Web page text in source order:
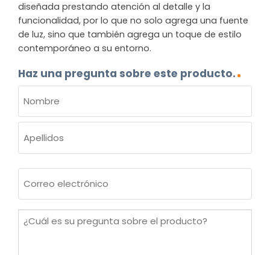
diseñada prestando atención al detalle y la
funcionalidad, por lo que no solo agrega una fuente
de luz, sino que también agrega un toque de estilo
contemporáneo a su entorno.
Haz una pregunta sobre este producto.
(OBLIGATORIO)
Nombre
electrónico
¿Cuál